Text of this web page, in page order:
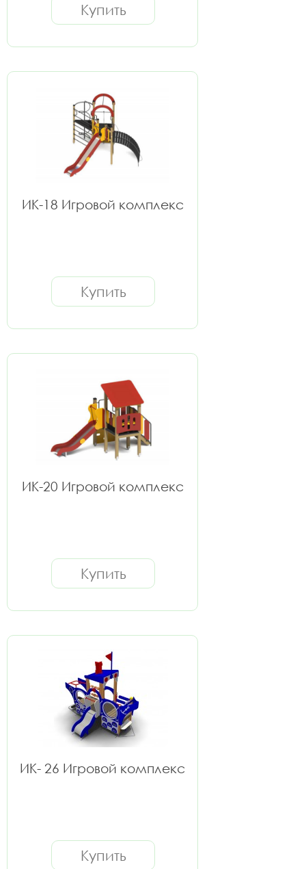
Купить
ИК-18 Игровой комплекс
Купить
ИК-20 Игровой комплекс
Купить
ИК- 26 Игровой комплекс
Купить